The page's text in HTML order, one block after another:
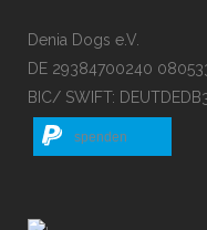
Denia Dogs e.V.
DE 29384700240
BIC/ SWIFT:
spenden